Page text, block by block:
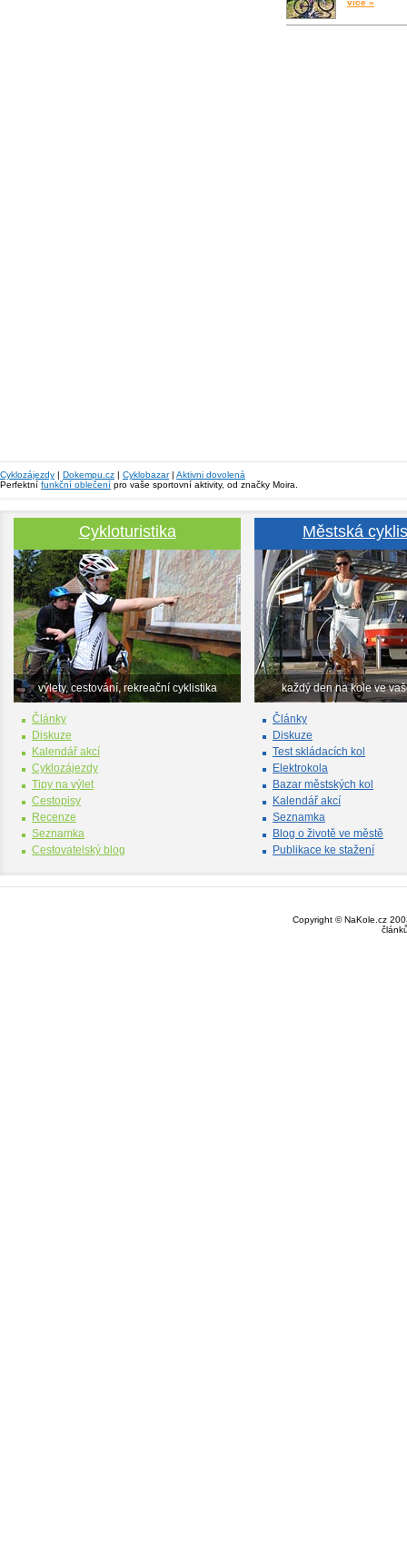
více »
Cyklozájezdy | Dokempu.cz | Cyklobazar| Aktivni dovolená
Perfektní funkční oblečení pro vaše sportovní aktivity, od značky Moira.
Cykloturistika
výlety, cestování, rekreační cyklistika
Články
Diskuze
Kalendář akcí
Cyklozájezdy
Tipy na výlet
Cestopisy
Recenze
Seznamka
Cestovatelský blog
Městská
každý den na kole ve
Články
Diskuze
Test skládacích kol
Elektrokola
Bazar městských kol
Kalendář akcí
Seznamka
Blog o životě ve městě
Publikace ke stažení
Copyright © NaKole.cz